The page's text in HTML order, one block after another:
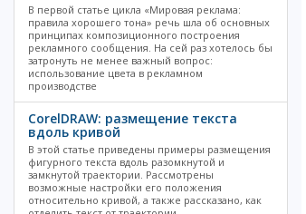
В первой статье цикла «Мировая реклама:
правила хорошего тона» речь шла об основных
принципах композиционного построения
рекламного сообщения. На сей раз хотелось бы
затронуть не менее важный вопрос:
использование цвета в рекламном
производстве
CorelDRAW: размещение текста
вдоль кривой
В этой статье приведены примеры размещения
фигурного текста вдоль разомкнутой и
замкнутой траектории. Рассмотрены
возможные настройки его положения
относительно кривой, а также рассказано, как